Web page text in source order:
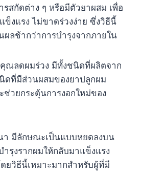
สกัดต่าง ๆ หรือมีตัวยาผสม เพื่อ
ข็งแรง ไม่ขาดร่วงง่าย ซึ่งวิธีนี้
ผลช้ากว่าการบำรุงจากภายใน
ณลดผมร่วง มีทั้งชนิดที่ผลิตจาก
ดที่มีส่วนผสมของยาปลูกผม
ช่วยกระตุ้นการงอกใหม่ของ
า มีลักษณะเป็นแบบหยดลงบน
ำรุงรากผมให้กลับมาแข็งแรง
ยวิธีนี้เหมาะมากสำหรับผู้ที่มี